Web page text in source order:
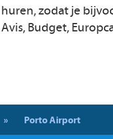
huren, zodat je
Avis, Budget,
» Porto Airport